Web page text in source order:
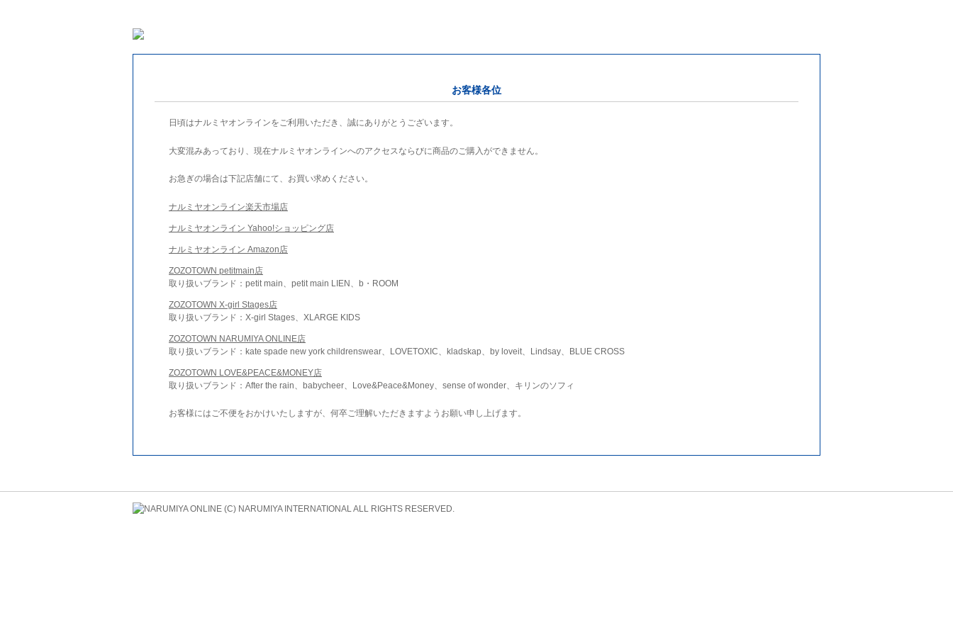
お客様各位
日頃はナルミヤオンラインをご利用いただき、誠にありがとうございます。
大変混みあっており、現在ナルミヤオンラインへのアクセスならびに商品のご購入ができません。
お急ぎの場合は下記店舗にて、お買い求めください。
ナルミヤオンライン楽天市場店
ナルミヤオンライン Yahoo!ショッピング店
ナルミヤオンライン Amazon店
ZOZOTOWN petitmain店
取り扱いブランド：petit main、petit main LIEN、b・ROOM
ZOZOTOWN X-girl Stages店
取り扱いブランド：X-girl Stages、XLARGE KIDS
ZOZOTOWN NARUMIYA ONLINE店
取り扱いブランド：kate spade new york childrenswear、LOVETOXIC、kladskap、by loveit、Lindsay、BLUE CROSS
ZOZOTOWN LOVE&PEACE&MONEY店
取り扱いブランド：After the rain、babycheer、Love&Peace&Money、sense of wonder、キリンのソフィ
お客様にはご不便をおかけいたしますが、何卒ご理解いただきますようお願い申し上げます。